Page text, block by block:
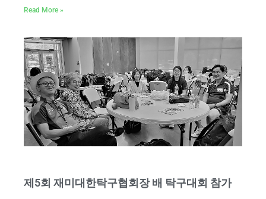
Read More »
제5회 재미대한탁구협회장 배 탁구대회 참가